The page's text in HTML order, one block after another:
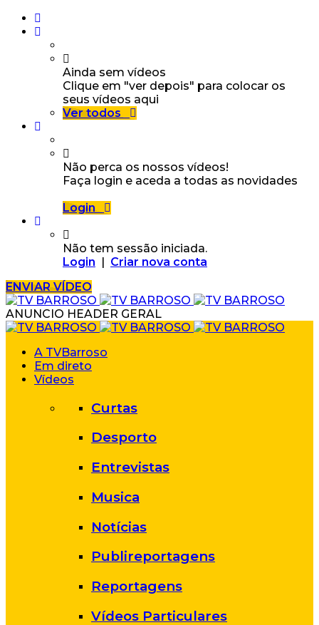
Ainda sem vídeos
Clique em "ver depois" para colocar os
seus vídeos aqui
Ver todos
Não perca os nossos vídeos!
Faça login e aceda a todas as novidades
Login
Não tem sessão iniciada.
Login | Criar nova conta
ENVIAR VÍDEO
ANUNCIO HEADER GERAL
A TVBarroso
Em direto
Vídeos
Curtas
Desporto
Entrevistas
Musica
Notícias
Publireportagens
Reportagens
Vídeos Particulares